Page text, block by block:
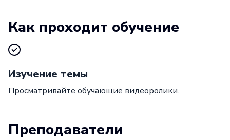
Как проходит обучение
Изучение темы
Просматривайте обучающие видеоролики.
Преподаватели